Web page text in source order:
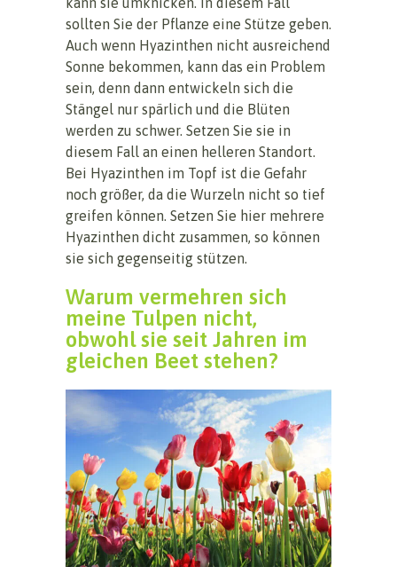
sollten Sie der Pflanze eine Stütze geben.
Auch wenn Hyazinthen nicht ausreichend
Sonne bekommen, kann das ein Problem
sein, denn dann entwickeln sich die
Stängel nur spärlich und die Blüten
werden zu schwer. Setzen Sie sie in
diesem Fall an einen helleren Standort.
Bei Hyazinthen im Topf ist die Gefahr
noch größer, da die Wurzeln nicht so tief
greifen können. Setzen Sie hier mehrere
Hyazinthen dicht zusammen, so können
sie sich gegenseitig stützen.
Warum vermehren sich
meine Tulpen nicht,
obwohl sie seit Jahren im
gleichen Beet stehen?